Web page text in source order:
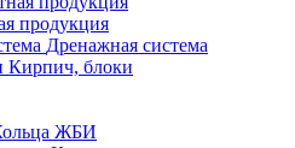
продукция
Дренажная система
Кирпич, блоки
ЖБИ